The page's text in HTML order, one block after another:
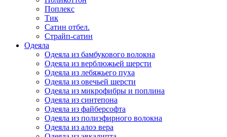
Поплекс
Тик
Сатин отбел.
Страйп-сатин
Одеяла
Одеяла из бамбукового волокна
Одеяла из верблюжьей шерсти
Одеяла из лебяжьего пуха
Одеяла из овечьей шерсти
Одеяла из микрофибры и поплина
Одеяла из синтепона
Одеяла из файберсофта
Одеяла из полиэфирного волокна
Одеяла из алоэ вера